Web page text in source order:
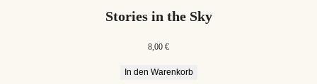
Stories in the Sky
8,00 €
In den Warenkorb